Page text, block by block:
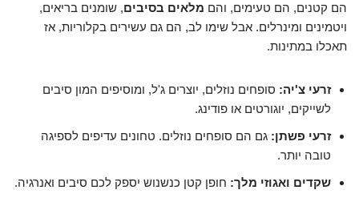
הם קטנים, הם טעימים, והם מלאים בסיבים, שומנים בריאים,
ויטמינים ומינרלים. אבל שימו לב, הם גם עשירים בקלוריות, אז
תאכלו במתינות.
זרעי צ'יה: סופחים נוזלים, יוצרים ג'ל, ומוסיפים המון סיבים
לשייקים, יוגורטים או פודינג.
זרעי פשתן: גם הם סופחים נוזלים. טחונים עדיפים לספיגה
טובה יותר.
שקדים ואגוזי מלך: חופן קטן כנשנוש יספק לכם סיבים ואנרגיה.